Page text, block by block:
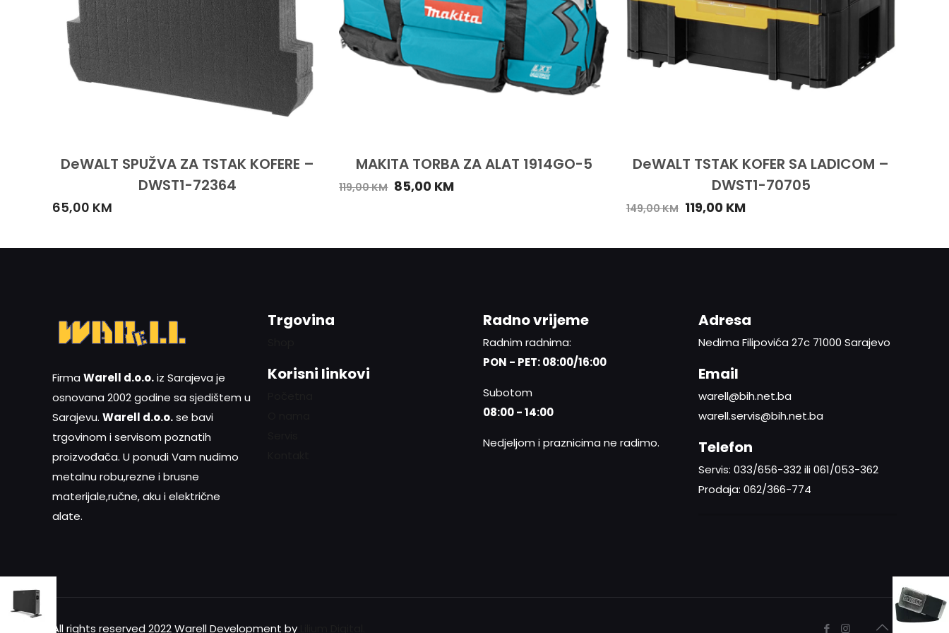
DeWALT SPUŽVA ZA TSTAK KOFERE –
DWST1-72364
65,00 KM
MAKITA TORBA ZA ALAT 1914GO-5
119,00KM 85,00 KM
DeWALT TSTAK KOFER SA LADICOM –
DWST1-70705
149,00KM 119,00 KM
Firma Warell d.o.o.iz Sarajeva je
osnovana 2002 godine sa sjedištem u
Sarajevu. Warell d.o.o.se bavi
trgovinom i servisom poznatih
proizvođača. U ponudi Vam nudimo
metalnu robu,rezne i brusne
materijale,ručne, aku i električne
alate.
Trgovina
Korisni linkovi
Radno vrijeme
Radnim radnima:
PON - PET: 08:00/16:00
Subotom
08:00 - 14:00
Nedjeljom i praznicima ne radimo.
Adresa
Nedima Filipovića 27c 71000 Sarajevo
Email
warell@bih.net.ba
warell.servis@bih.net.ba
Telefon
Servis: 033/656-332 ili 061/053-362
Prodaja: 062/366-774
All rights reserved 2022 Warell Development by